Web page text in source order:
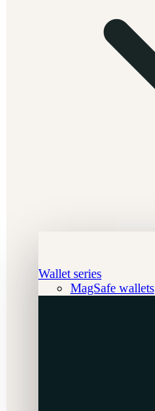
Wallet series
MagSafe wallets